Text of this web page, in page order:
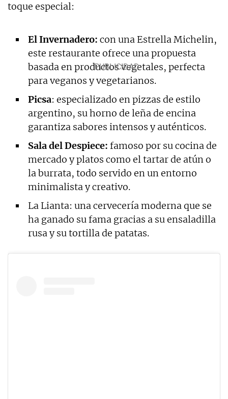
toque especial:
El Invernadero: con una Estrella Michelin,
este restaurante ofrece una propuesta
basada en productos vegetales, perfecta
para veganos y vegetarianos.
Picsa: especializado en pizzas de estilo
argentino, su horno de leña de encina
garantiza sabores intensos y auténticos.
Sala del Despiece: famoso por su cocina de
mercado y platos como el tartar de atún o
la burrata, todo servido en un entorno
minimalista y creativo.
La Lianta: una cervecería moderna que se
ha ganado su fama gracias a su ensaladilla
rusa y su tortilla de patatas.